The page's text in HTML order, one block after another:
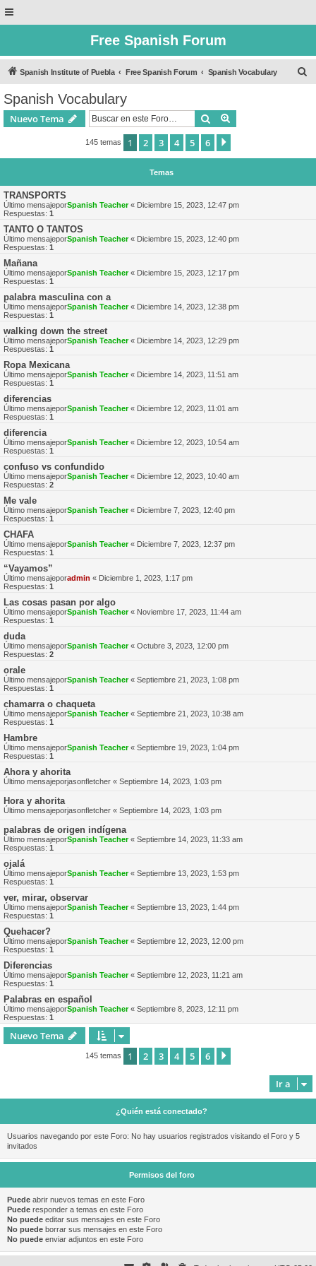
Free Spanish Forum
Spanish Institute of Puebla Free Spanish Forum Spanish Vocabulary
Spanish Vocabulary
Nuevo Tema Buscar
145 temas 1 2 3 4 5 6
Temas
TRANSPORTS
Último mensajeporSpanish Teacher« Diciembre 15, 2023, 12:47 pm
Respuestas: 1
TANTO O TANTOS
Último mensajeporSpanish Teacher« Diciembre 15, 2023, 12:40 pm
Respuestas: 1
Mañana
Último mensajeporSpanish Teacher« Diciembre 15, 2023, 12:17 pm
Respuestas: 1
palabra masculina con a
Último mensajeporSpanish Teacher« Diciembre 14, 2023, 12:38 pm
Respuestas: 1
walking down the street
Último mensajeporSpanish Teacher« Diciembre 14, 2023, 12:29 pm
Respuestas: 1
Ropa Mexicana
Último mensajeporSpanish Teacher« Diciembre 14, 2023, 11:51 am
Respuestas: 1
diferencias
Último mensajeporSpanish Teacher« Diciembre 12, 2023, 11:01 am
Respuestas: 1
diferencia
Último mensajeporSpanish Teacher« Diciembre 12, 2023, 10:54 am
Respuestas: 1
confuso vs confundido
Último mensajeporSpanish Teacher« Diciembre 12, 2023, 10:40 am
Respuestas: 2
Me vale
Último mensajeporSpanish Teacher« Diciembre 7, 2023, 12:40 pm
Respuestas: 1
CHAFA
Último mensajeporSpanish Teacher« Diciembre 7, 2023, 12:37 pm
Respuestas: 1
“Vayamos”
Último mensajeporadmin « Diciembre 1, 2023, 1:17 pm
Respuestas: 1
Las cosas pasan por algo
Último mensajeporSpanish Teacher« Noviembre 17, 2023, 11:44 am
Respuestas: 1
duda
Último mensajeporSpanish Teacher« Octubre 3, 2023, 12:00 pm
Respuestas: 2
orale
Último mensajeporSpanish Teacher« Septiembre 21, 2023, 1:08 pm
Respuestas: 1
chamarra o chaqueta
Último mensajeporSpanish Teacher« Septiembre 21, 2023, 10:38 am
Respuestas: 1
Hambre
Último mensajeporSpanish Teacher« Septiembre 19, 2023, 1:04 pm
Respuestas: 1
Ahora y ahorita
Último mensajeporjasonfletcher « Septiembre 14, 2023, 1:03 pm
Hora y ahorita
Último mensajeporjasonfletcher « Septiembre 14, 2023, 1:03 pm
palabras de origen indígena
Último mensajeporSpanish Teacher« Septiembre 14, 2023, 11:33 am
Respuestas: 1
ojalá
Último mensajeporSpanish Teacher« Septiembre 13, 2023, 1:53 pm
Respuestas: 1
ver, mirar, observar
Último mensajeporSpanish Teacher« Septiembre 13, 2023, 1:44 pm
Respuestas: 1
Quehacer?
Último mensajeporSpanish Teacher« Septiembre 12, 2023, 12:00 pm
Respuestas: 1
Diferencias
Último mensajeporSpanish Teacher« Septiembre 12, 2023, 11:21 am
Respuestas: 1
Palabras en español
Último mensajeporSpanish Teacher« Septiembre 8, 2023, 12:11 pm
Respuestas: 1
Nuevo Tema
145 temas 1 2 3 4 5 6
Ir a
¿Quién está conectado?
Usuarios navegando por este Foro: No hay usuarios registrados visitando el Foro y 5
invitados
Permisos del foro
Puede abrir nuevos temas en este Foro
Puede responder a temas en este Foro
No puede editar sus mensajes en este Foro
No puede borrar sus mensajes en este Foro
No puede enviar adjuntos en este Foro